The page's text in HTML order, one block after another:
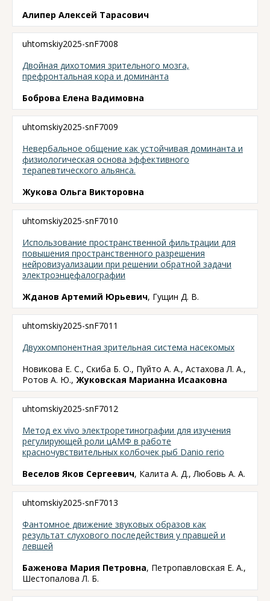
Алипер Алексей Тарасович
uhtomskiy2025-snF7008
Двойная дихотомия зрительного мозга,
префронтальная кора и доминанта
Боброва Елена Вадимовна
uhtomskiy2025-snF7009
Невербальное общение как устойчивая доминанта и
физиологическая основа эффективного
терапевтического альянса.
Жукова Ольга Викторовна
uhtomskiy2025-snF7010
Использование пространственной фильтрации для
повышения пространственного разрешения
нейровизуализации при решении обратной задачи
электроэнцефалографии
Жданов Артемий Юрьевич, Гущин Д. В.
uhtomskiy2025-snF7011
Двухкомпонентная зрительная система насекомых
Новикова Е. С., Скиба Б. О., Пуйто А. А., Астахова Л. А.,
Ротов А. Ю., Жуковская Марианна Исааковна
uhtomskiy2025-snF7012
Метод ex vivo электроретинографии для изучения
регулирующей роли цАМФ в работе
красночувствительных колбочек рыб Danio rerio
Веселов Яков Сергеевич, Калита А. Д., Любовь А. А.
uhtomskiy2025-snF7013
Фантомное движение звуковых образов как
результат слухового последействия у правшей и
левшей
Баженова Мария Петровна, Петропавловская Е. А.,
Шестопалова Л. Б.